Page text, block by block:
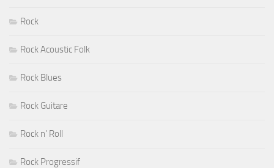
Rock
Rock Acoustic Folk
Rock Blues
Rock Guitare
Rock n' Roll
Rock Progressif